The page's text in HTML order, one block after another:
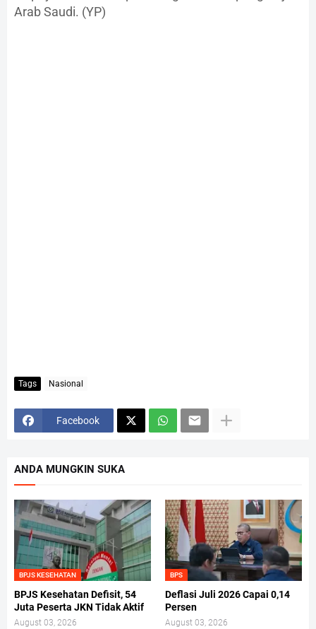
Arab Saudi. (YP)
Tags Nasional
Facebook
ANDA MUNGKIN SUKA
BPJS KESEHATAN
BPJS Kesehatan Defisit, 54
Juta Peserta JKN Tidak Aktif
August 03, 2026
BPS
Deflasi Juli 2026 Capai 0,14
Persen
August 03, 2026